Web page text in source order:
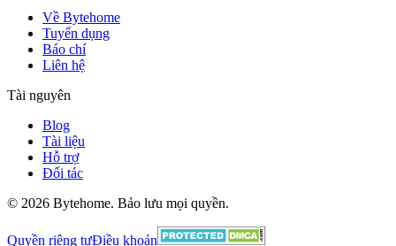
Về Bytehome
Tuyển dụng
Báo chí
Liên hệ
Tài nguyên
Blog
Tài liệu
Hỗ trợ
Đối tác
© 2026 Bytehome. Bảo lưu mọi quyền.
Quyền riêng tưĐiều khoản